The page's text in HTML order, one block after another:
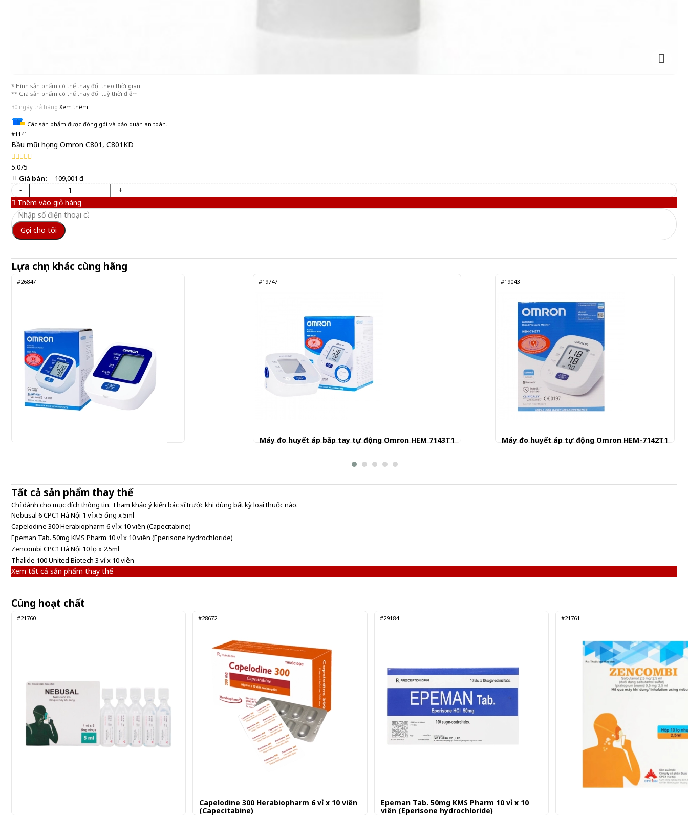
* Hình sản phẩm có thể thay đổi theo thời gian
** Giá sản phẩm có thể thay đổi tuỳ thời điểm
30 ngày trả hàng Xem thêm
Các sản phẩm được đóng gói và bảo quản an toàn.
#1141
Bầu mũi họng Omron C801, C801KD
5.0/5
Giá bán: 109,001 đ
-
+
Thêm vào giỏ hàng
Gọi cho tôi
Lựa chọn khác cùng hãng
#26847
920.000 đ
920,000 đ/Cái
#19747
Máy đo huyết áp bắp tay tự động Omron HEM 7143T1
#19043
Máy đo huyết áp tự động Omron HEM-7142T1
Tất cả sản phẩm thay thế
Chỉ dành cho mục đích thông tin. Tham khảo ý kiến bác sĩ trước khi dùng bất kỳ loại thuốc nào.
Nebusal 6 CPC1 Hà Nội 1 vỉ x 5 ống x 5ml
Capelodine 300 Herabiopharm 6 vỉ x 10 viên (Capecitabine)
Epeman Tab. 50mg KMS Pharm 10 vỉ x 10 viên (Eperisone hydrochloride)
Zencombi CPC1 Hà Nội 10 lọ x 2.5ml
Thalide 100 United Biotech 3 vỉ x 10 viên
Xem tất cả sản phẩm thay thế
Cùng hoạt chất
#21760 #28672
Capelodine 300 Herabiopharm 6 vỉ x 10 viên
(Capecitabine)
#29184
Epeman Tab. 50mg KMS Pharm 10 vỉ x 10
viên (Eperisone hydrochloride)
#21761